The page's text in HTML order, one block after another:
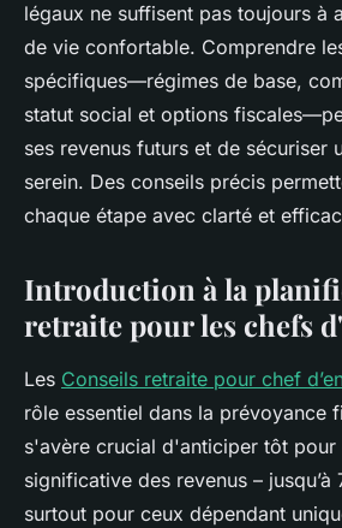
légaux ne suffisent pas toujours à
de vie confortable. Comprendre
spécifiques—régimes de base,
statut social et options
ses revenus futurs et de sécuriser
serein. Des conseils précis
chaque étape avec clarté et
Introduction à la
retraite pour les chefs
Les Conseils retraite pour chef
rôle essentiel dans la prévoyance
s'avère crucial d'anticiper tôt pour
significative des revenus – jusqu’à
surtout pour ceux dépendant